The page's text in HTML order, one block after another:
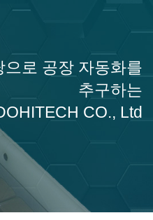
로 공장 자동화를
추구하는
CO., Ltd